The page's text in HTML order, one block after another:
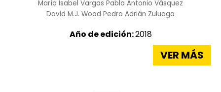
María Isabel Vargas Pablo Antonio Vásquez
David M.J. Wood Pedro Adrián Zuluaga
Año de edición:2018
VER MÁS